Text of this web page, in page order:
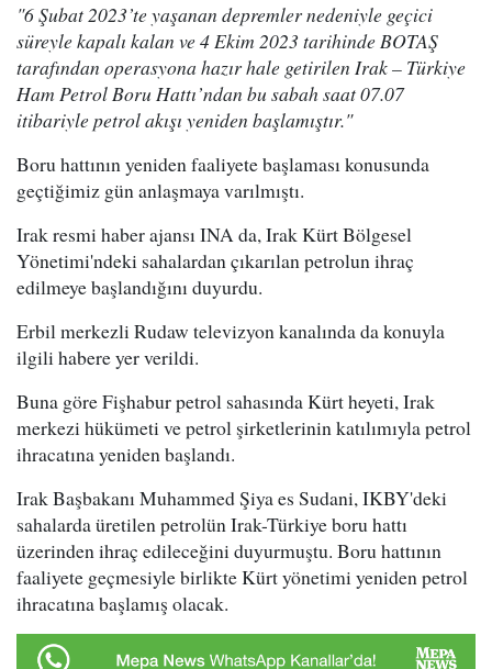
"6 Şubat 2023’te yaşanan depremler nedeniyle geçici
süreyle kapalı kalan ve 4 Ekim 2023 tarihinde BOTAŞ
tarafından operasyona hazır hale getirilen Irak – Türkiye
Ham Petrol Boru Hattı’ndan bu sabah saat 07.07
itibariyle petrol akışı yeniden başlamıştır."
Boru hattının yeniden faaliyete başlaması konusunda
geçtiğimiz gün anlaşmaya varılmıştı.
Irak resmi haber ajansı INA da, Irak Kürt Bölgesel
Yönetimi'ndeki sahalardan çıkarılan petrolun ihraç
edilmeye başlandığını duyurdu.
Erbil merkezli Rudaw televizyon kanalında da konuyla
ilgili habere yer verildi.
Buna göre Fişhabur petrol sahasında Kürt heyeti, Irak
merkezi hükümeti ve petrol şirketlerinin katılımıyla petrol
ihracatına yeniden başlandı.
Irak Başbakanı Muhammed Şiya es Sudani, IKBY'deki
sahalarda üretilen petrolün Irak-Türkiye boru hattı
üzerinden ihraç edileceğini duyurmuştu. Boru hattının
faaliyete geçmesiyle birlikte Kürt yönetimi yeniden petrol
ihracatına başlamış olacak.